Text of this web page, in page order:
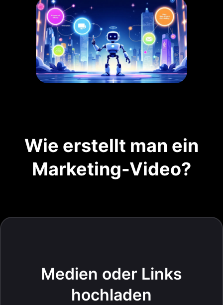
Wie erstellt man ein
Marketing-Video?
Medien oder Links
hochladen